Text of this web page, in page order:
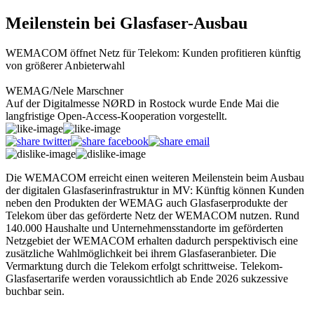
Meilenstein bei Glasfaser-Ausbau
WEMACOM öffnet Netz für Telekom: Kunden profitieren künftig
von größerer Anbieterwahl
WEMAG/Nele Marschner
Auf der Digitalmesse NØRD in Rostock wurde Ende Mai die
langfristige Open-Access-Kooperation vorgestellt.
Die WEMACOM erreicht einen weiteren Meilenstein beim Ausbau
der digitalen Glasfaserinfrastruktur in MV: Künftig können Kunden
neben den Produkten der WEMAG auch Glasfaserprodukte der
Telekom über das geförderte Netz der WEMACOM nutzen. Rund
140.000 Haushalte und Unternehmensstandorte im geförderten
Netzgebiet der WEMACOM erhalten dadurch perspektivisch eine
zusätzliche Wahlmöglichkeit bei ihrem Glasfaseranbieter. Die
Vermarktung durch die Telekom erfolgt schrittweise. Telekom-
Glasfasertarife werden voraussichtlich ab Ende 2026 sukzessive
buchbar sein.